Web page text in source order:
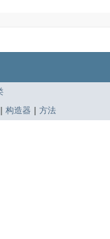
构造器 方法